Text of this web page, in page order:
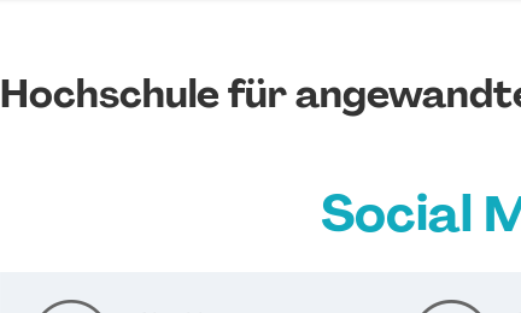
Hochschule für
Social